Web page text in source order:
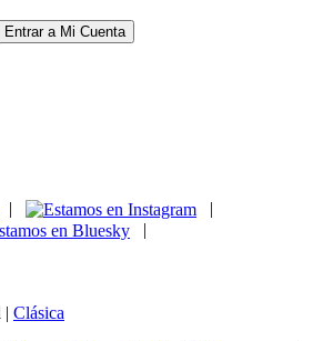
Entrar a Mi Cuenta
|
|
|
| Clásica